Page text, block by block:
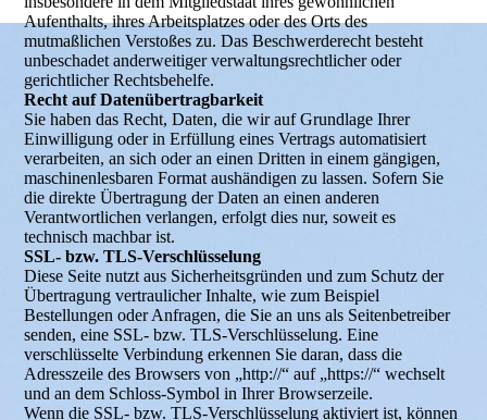
Aufenthalts, ihres Arbeitsplatzes oder des Orts des
mutmaßlichen Verstoßes zu. Das Beschwerderecht besteht
unbeschadet anderweitiger verwaltungsrechtlicher oder
gerichtlicher Rechtsbehelfe.
Recht auf Datenübertragbarkeit
Sie haben das Recht, Daten, die wir auf Grundlage Ihrer
Einwilligung oder in Erfüllung eines Vertrags automatisiert
verarbeiten, an sich oder an einen Dritten in einem gängigen,
maschinenlesbaren Format aushändigen zu lassen. Sofern Sie
die direkte Übertragung der Daten an einen anderen
Verantwortlichen verlangen, erfolgt dies nur, soweit es
technisch machbar ist.
SSL- bzw. TLS-Verschlüsselung
Diese Seite nutzt aus Sicherheitsgründen und zum Schutz der
Übertragung vertraulicher Inhalte, wie zum Beispiel
Bestellungen oder Anfragen, die Sie an uns als Seitenbetreiber
senden, eine SSL- bzw. TLS-Verschlüsselung. Eine
verschlüsselte Verbindung erkennen Sie daran, dass die
Adresszeile des Browsers von „http://“ auf „https://“ wechselt
und an dem Schloss-Symbol in Ihrer Browserzeile.
Wenn die SSL- bzw. TLS-Verschlüsselung aktiviert ist, können